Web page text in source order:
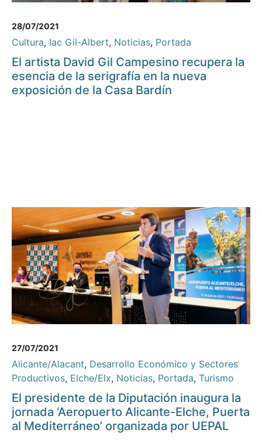
28/07/2021
Cultura, Iac Gil-Albert, Noticias, Portada
El artista David Gil Campesino recupera la
esencia de la serigrafía en la nueva
exposición de la Casa Bardín
27/07/2021
Alicante/Alacant, Desarrollo Económico y Sectores
Productivos, Elche/Elx, Noticias, Portada, Turismo
El presidente de la Diputación inaugura la
jornada ‘Aeropuerto Alicante-Elche, Puerta
al Mediterráneo’ organizada por UEPAL